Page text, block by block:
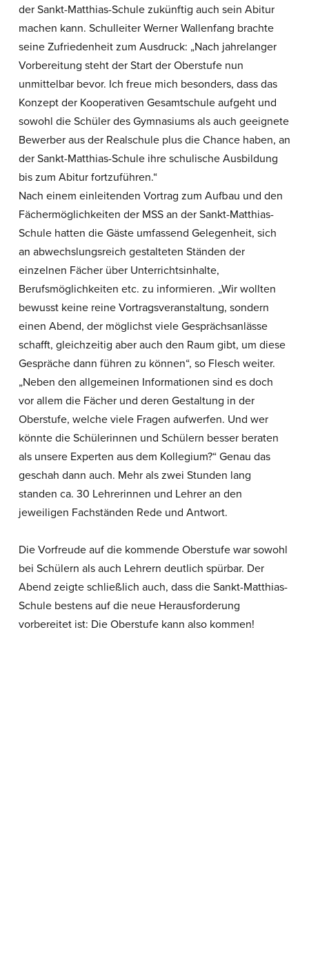
der Sankt-Matthias-Schule zukünftig auch sein Abitur
machen kann. Schulleiter Werner Wallenfang brachte
seine Zufriedenheit zum Ausdruck: „Nach jahrelanger
Vorbereitung steht der Start der Oberstufe nun
unmittelbar bevor. Ich freue mich besonders, dass das
Konzept der Kooperativen Gesamtschule aufgeht und
sowohl die Schüler des Gymnasiums als auch geeignete
Bewerber aus der Realschule plus die Chance haben, an
der Sankt-Matthias-Schule ihre schulische Ausbildung
bis zum Abitur fortzuführen.“
Nach einem einleitenden Vortrag zum Aufbau und den
Fächermöglichkeiten der MSS an der Sankt-Matthias-
Schule hatten die Gäste umfassend Gelegenheit, sich
an abwechslungsreich gestalteten Ständen der
einzelnen Fächer über Unterrichtsinhalte,
Berufsmöglichkeiten etc. zu informieren. „Wir wollten
bewusst keine reine Vortragsveranstaltung, sondern
einen Abend, der möglichst viele Gesprächsanlässe
schafft, gleichzeitig aber auch den Raum gibt, um diese
Gespräche dann führen zu können“, so Flesch weiter.
„Neben den allgemeinen Informationen sind es doch
vor allem die Fächer und deren Gestaltung in der
Oberstufe, welche viele Fragen aufwerfen. Und wer
könnte die Schülerinnen und Schülern besser beraten
als unsere Experten aus dem Kollegium?“ Genau das
geschah dann auch. Mehr als zwei Stunden lang
standen ca. 30 Lehrerinnen und Lehrer an den
jeweiligen Fachständen Rede und Antwort.
Die Vorfreude auf die kommende Oberstufe war sowohl
bei Schülern als auch Lehrern deutlich spürbar. Der
Abend zeigte schließlich auch, dass die Sankt-Matthias-
Schule bestens auf die neue Herausforderung
vorbereitet ist: Die Oberstufe kann also kommen!